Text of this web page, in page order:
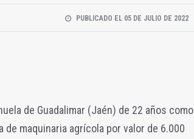
PUBLICADO EL 05 DE JULIO DE 2022
de Guadalimar (Jaén) de 22 años como
maquinaria agrícola por valor de 6.000